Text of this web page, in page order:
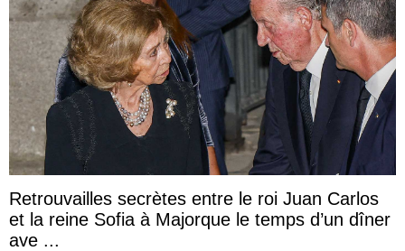
Retrouvailles secrètes entre le roi Juan Carlos
et la reine Sofia à Majorque le temps d’un dîner
ave ...